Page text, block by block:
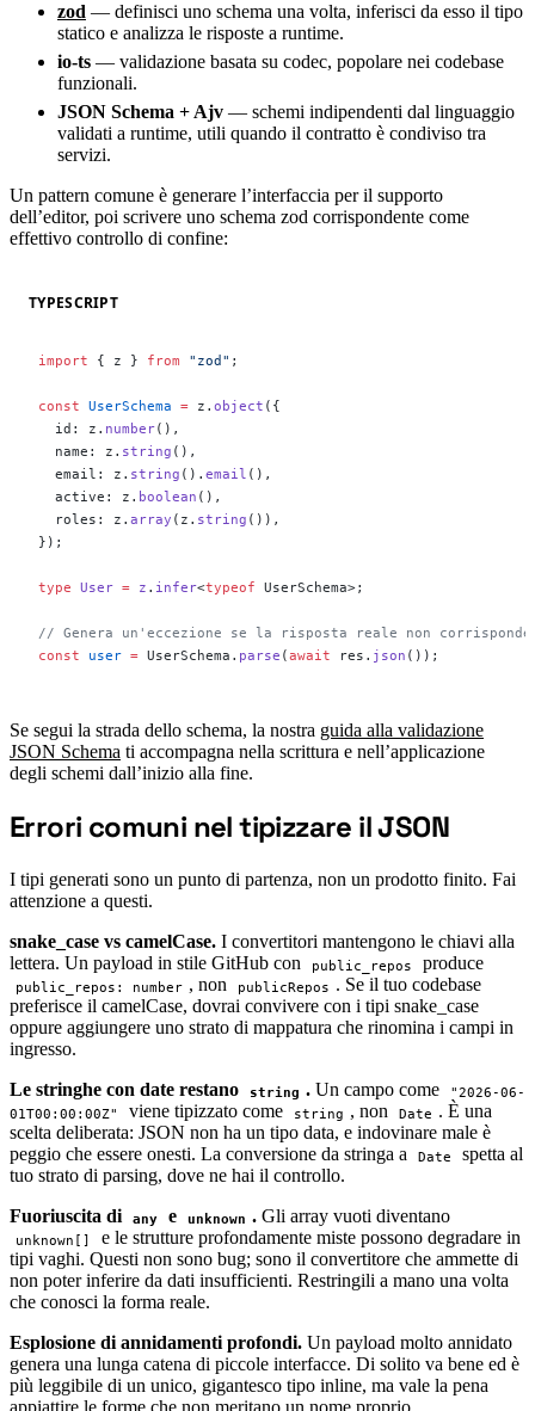
zod — definisci uno schema una volta, inferisci da esso il tipo
statico e analizza le risposte a runtime.
io-ts — validazione basata su codec, popolare nei codebase
funzionali.
JSON Schema + Ajv — schemi indipendenti dal linguaggio
validati a runtime, utili quando il contratto è condiviso tra
servizi.
Un pattern comune è generare l’interfaccia per il supporto
dell’editor, poi scrivere uno schema zod corrispondente come
effettivo controllo di confine:
TYPESCRIPT
import { z } from "zod" ;
const UserSchema = z. object ({
  id: z.
number(),
  name: z.
string (),
  email: z.
string (). email (),
  active: z.
boolean (),
  roles: z.
array (z. string ()),
});
type User = z . infer<typeof UserSchema>;
// Genera un'eccezione se la risposta reale non
const user = UserSchema. parse (await res. json ());
Se segui la strada dello schema, la nostra guida alla validazione
JSON Schema ti accompagna nella scrittura e nell’applicazione
degli schemi dall’inizio alla fine.
#
Errori comuni nel tipizzare il JSON
I tipi generati sono un punto di partenza, non un prodotto finito. Fai
attenzione a questi.
snake_case vs camelCase. I convertitori mantengono le chiavi alla
lettera. Un payload in stile GitHub con
public_repos produce
public_repos: number , non publicRepos . Se il tuo codebase
preferisce il camelCase, dovrai convivere con i tipi snake_case
oppure aggiungere uno strato di mappatura che rinomina i campi in
ingresso.
Le stringhe con date restano
string .Un campo come
"2026-06-
01T00:00:00Z"
viene tipizzato come string , non Date . È una
scelta deliberata: JSON non ha un tipo data, e indovinare male è
peggio che essere onesti. La conversione da stringa a
Date
spetta al
tuo strato di parsing, dove ne hai il controllo.
Fuoriuscita di
any e unknown .Gli array vuoti diventano
unknown[]
e le strutture profondamente miste possono degradare in
tipi vaghi. Questi non sono bug; sono il convertitore che ammette di
non poter inferire da dati insufficienti. Restringili a mano una volta
che conosci la forma reale.
Esplosione di annidamenti profondi. Un payload molto annidato
genera una lunga catena di piccole interfacce. Di solito va bene ed è
più leggibile di un unico, gigantesco tipo inline, ma vale la pena